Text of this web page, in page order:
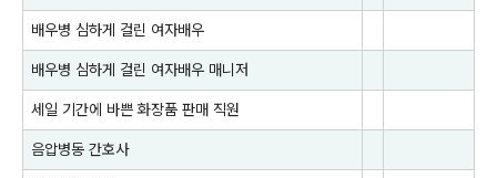
배우병 심하게 걸린 여자배우
배우병 심하게 걸린 여자배우 매니저
세일 기간에 바쁜 화장품 판매 직원
음압병동 간호사